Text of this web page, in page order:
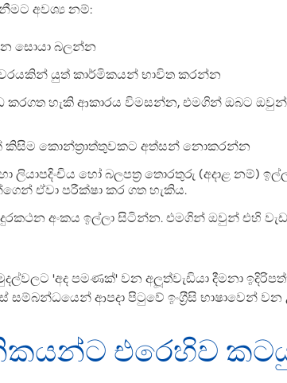
අවශ්‍ය නම්:
සොයා බලන්න
යුත් කාර්මිකයන් භාවිත කරන්න
හැකි ආකාරය විමසන්න, එමගින් ඔබට
කිසිම කොන්ත‍්‍රාත්තුවකට අත්සන් නොකරන්න
ලියාපදිංචිය හෝ බලපත‍්‍ර තොරතුරු (අදාළ නම්)
ඒවා පරීක්ෂා කර ගත හැකිය.
අංකය ඉල්ලා සිටින්න. එමගින් ඔවුන් එහි
'අද පමණක්' වන අලූත්වැඩියා දීමනා
සම්බන්ධයෙන් ආපදා පිටුවේ ඉංග‍්‍රීසි භාෂාවෙන්
එරෙහිව